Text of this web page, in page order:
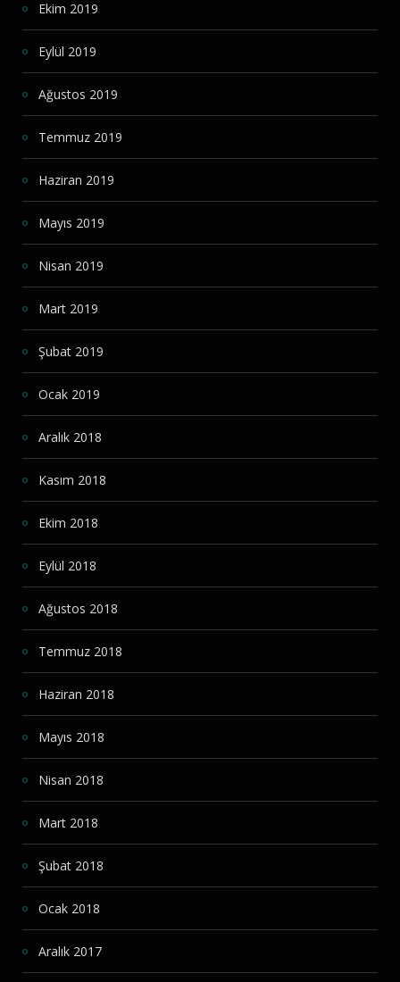
Ekim 2019
Eylül 2019
Ağustos 2019
Temmuz 2019
Haziran 2019
Mayıs 2019
Nisan 2019
Mart 2019
Şubat 2019
Ocak 2019
Aralık 2018
Kasım 2018
Ekim 2018
Eylül 2018
Ağustos 2018
Temmuz 2018
Haziran 2018
Mayıs 2018
Nisan 2018
Mart 2018
Şubat 2018
Ocak 2018
Aralık 2017